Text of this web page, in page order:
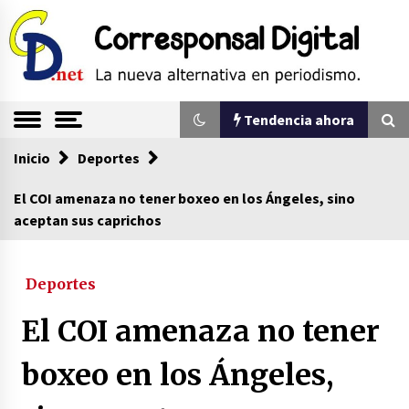
Saltar
al
contenido
Corresponsal
Digital
La nueva alternativa en periodismo
Tendencia ahora
Tendencia ahora
Comienza la era del felino, medio país tiene
20/06/2026
Se eligen los supuestos futuros roedores del
Inicio Deportes
El COI amenaza no tener boxeo en los Ángeles, sino
aceptan sus caprichos
Deportes
El COI amenaza no tener
boxeo en los Ángeles,